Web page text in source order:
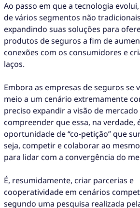
Ao passo em que a tecnologia
de vários segmentos não
expandindo suas soluções para
produtos de seguros a fim de
conexões com os consumidores e
laços.
Embora as empresas de seguros se
meio a um cenário extremamente
preciso expandir a visão de mercado
compreender que essa, na verdade,
oportunidade de “co-petição” que
seja, competir e colaborar ao
para lidar com a convergência do
É, resumidamente, criar parcerias e
cooperatividade em cenários
segundo uma pesquisa realizada